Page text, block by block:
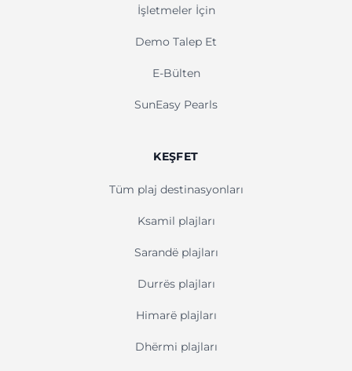
İşletmeler İçin
Demo Talep Et
E-Bülten
SunEasy Pearls
KEŞFET
Tüm plaj destinasyonları
Ksamil plajları
Sarandë plajları
Durrës plajları
Himarë plajları
Dhërmi plajları